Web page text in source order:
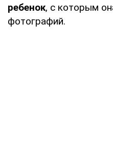
ребенок, с которым
фотографий.